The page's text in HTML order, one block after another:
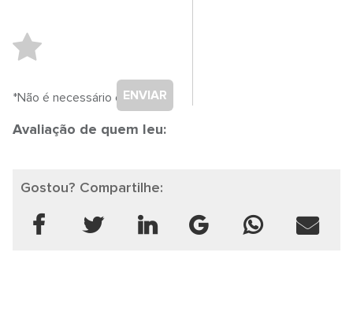
ENVIAR
*Não é necessário cadastro.
Avaliação de quem leu:
Gostou? Compartilhe: